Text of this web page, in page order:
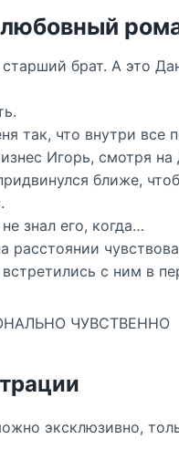
брат. А это
так, что внутри все
Игорь, смотря
ближе,
знал его, когда…
расстоянии
с ним в
ЧУВСТВЕННО
эксклюзивно,